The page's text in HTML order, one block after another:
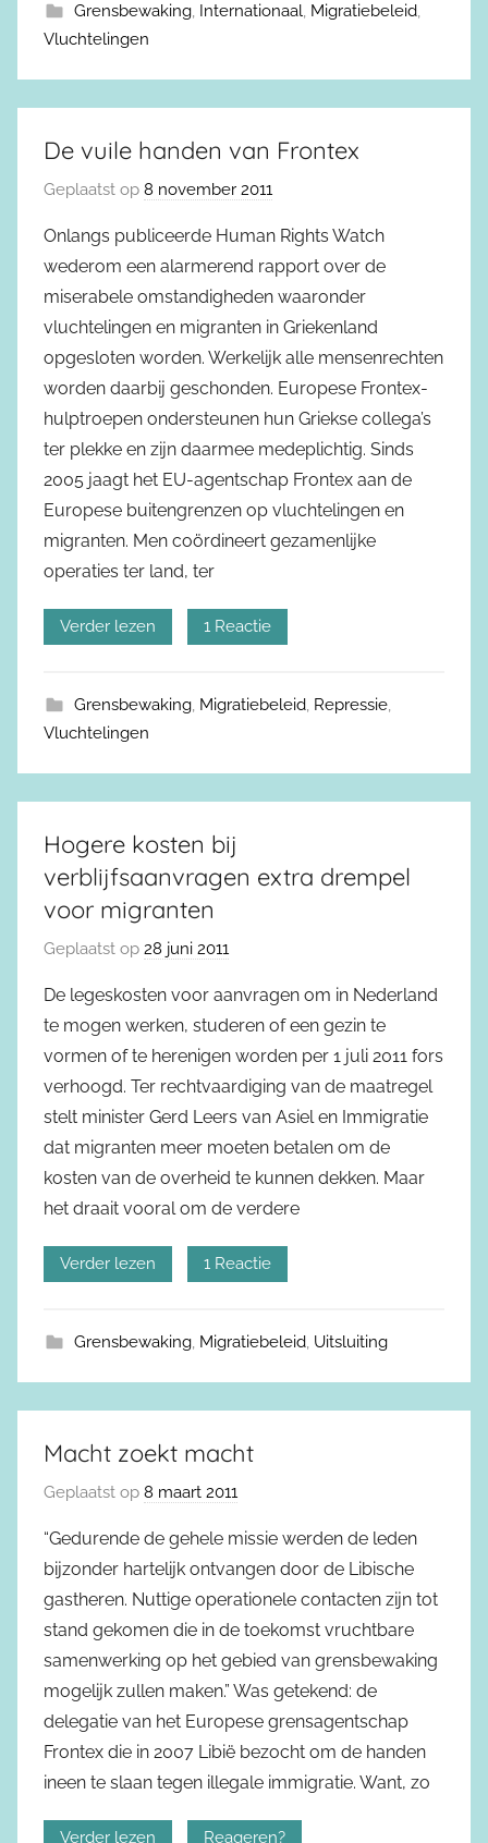
Grensbewaking, Internationaal, Migratiebeleid,
Vluchtelingen
De vuile handen van Frontex
Geplaatst op 8 november 2011
Onlangs publiceerde Human Rights Watch
wederom een alarmerend rapport over de
miserabele omstandigheden waaronder
vluchtelingen en migranten in Griekenland
opgesloten worden. Werkelijk alle mensenrechten
worden daarbij geschonden. Europese Frontex-
hulptroepen ondersteunen hun Griekse collega’s
ter plekke en zijn daarmee medeplichtig. Sinds
2005 jaagt het EU-agentschap Frontex aan de
Europese buitengrenzen op vluchtelingen en
migranten. Men coördineert gezamenlijke
operaties ter land, ter
Verder lezen 1 Reactie
Grensbewaking, Migratiebeleid, Repressie,
Vluchtelingen
Hogere kosten bij
verblijfsaanvragen extra drempel
voor migranten
Geplaatst op 28 juni 2011
De legeskosten voor aanvragen om in Nederland
te mogen werken, studeren of een gezin te
vormen of te herenigen worden per 1 juli 2011 fors
verhoogd. Ter rechtvaardiging van de maatregel
stelt minister Gerd Leers van Asiel en Immigratie
dat migranten meer moeten betalen om de
kosten van de overheid te kunnen dekken. Maar
het draait vooral om de verdere
Verder lezen 1 Reactie
Grensbewaking, Migratiebeleid, Uitsluiting
Macht zoekt macht
Geplaatst op 8 maart 2011
“Gedurende de gehele missie werden de leden
bijzonder hartelijk ontvangen door de Libische
gastheren. Nuttige operationele contacten zijn tot
stand gekomen die in de toekomst vruchtbare
samenwerking op het gebied van grensbewaking
mogelijk zullen maken.” Was getekend: de
delegatie van het Europese grensagentschap
Frontex die in 2007 Libië bezocht om de handen
ineen te slaan tegen illegale immigratie. Want, zo
Verder lezen Reageren?